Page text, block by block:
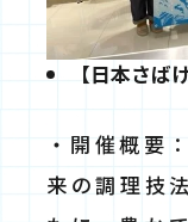
【日本さ
・開催概要
来の調理技